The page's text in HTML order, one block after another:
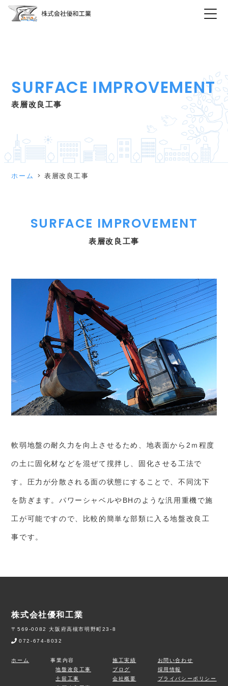
SURFACE IMPROVEMENT
表層改良工事
ホーム 表層改良工事
SURFACE IMPROVEMENT
表層改良工事
軟弱地盤の耐久力を向上させるため、地表面から2ｍ程度
の土に固化材などを混ぜて撹拌し、固化させる工法で
す。圧力が分散される面の状態にすることで、不同沈下
を防ぎます。パワーシャベルやBHのような汎用重機で施
工が可能ですので、比較的簡単な部類に入る地盤改良工
事です。
株式会社優和工業
〒569-0082 大阪府高槻市明野町23-8
072-674-8032
ホーム
事業内容
地盤改良工事
土留工事
施工実績
ブログ
会社概要
お問い合わせ
採用情報
プライバシーポリシー